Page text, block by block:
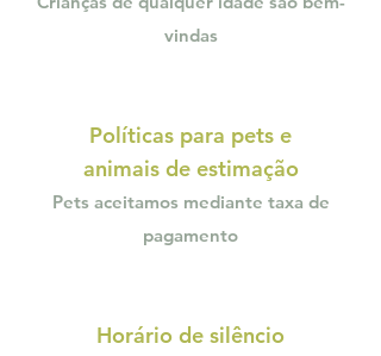
vindas
Políticas para pets e
animais de estimação
Pets aceitamos mediante taxa de
pagamento
Horário de silêncio